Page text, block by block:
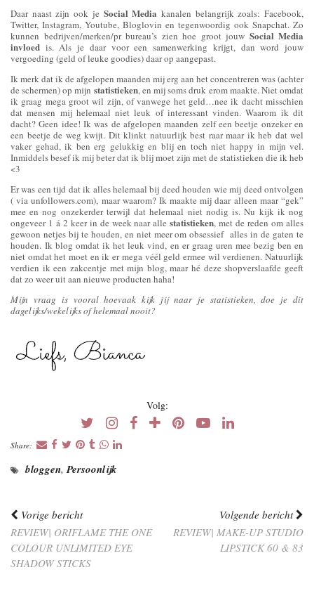
Daar naast zijn ook je Social Media kanalen belangrijk zoals: Facebook,
Twitter, Instagram, Youtube, Bloglovin en tegenwoordig ook Snapchat. Zo
kunnen bedrijven/merken/pr bureau’s zien hoe groot jouw Social Media
invloed is. Als je daar voor een samenwerking krijgt, dan word jouw
vergoeding (geld of leuke goodies) daar op aangepast.
Ik merk dat ik de afgelopen maanden mij erg aan het concentreren was (achter
de schermen) op mijn statistieken, en mij soms druk erom maakte. Niet omdat
ik graag mega groot wil zijn, of vanwege het geld…nee ik dacht misschien
dat mensen mij helemaal niet leuk of interessant vinden. Waarom ik dit
dacht? Geen idee! Ik was de afgelopen maanden zelf een beetje onzeker en
een beetje de weg kwijt. Dit klinkt natuurlijk best raar maar ik heb dat wel
vaker gehad, ik ben erg gelukkig en blij en toch niet happy in mijn vel.
Inmiddels besef ik mij beter dat ik blij moet zijn met de statistieken die ik heb
<3
Er was een tijd dat ik alles helemaal bij deed houden wie mij deed ontvolgen
( via unfollowers.com), maar waarom? Ik maakte mij daar alleen maar “gek”
mee en nog onzekerder terwijl dat helemaal niet nodig is. Nu kijk ik nog
ongeveer 1 á 2 keer in de week naar allestatistieken, met de reden om alles
gewoon netjes bij te houden, en niet meer om obsessief alles in de gaten te
houden. Ik blog omdat ik het leuk vind, en er graag uren mee bezig ben en
niet omdat het moet en ik er mega véél geld ermee wil verdienen. Natuurlijk
verdien ik een zakcentje met mijn blog, maar hé deze shopverslaafde geeft
dat zo weer uit aan nieuwe producten haha!
Mijn vraag is vooral hoevaak kijk jij naar je statistieken, doe je dit
dagelijks/wekelijks of helemaal nooit?
Volg:
Share:
bloggen,Persoonlijk
Vorige bericht
REVIEW| ORIFLAME THE ONE
COLOUR UNLIMITED EYE
SHADOW STICKS
Volgende bericht
REVIEW| MAKE-UP STUDIO
LIPSTICK 60 & 83